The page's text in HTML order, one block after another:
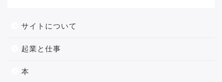
サイトについて
起業と仕事
本